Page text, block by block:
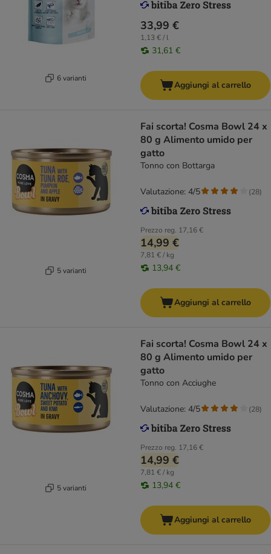
6 varianti
33,99 €
1,13 € / l
31,61 €
Aggiungi al carrello
5 varianti
Fai scorta! Cosma Bowl 24 x
80 g Alimento umido per
gatto
Tonno con Bottarga
Prezzo reg. 17,16 €
14,99 €
7,81 € / kg
13,94 €
Valutazione: 4/5 (28)
Aggiungi al carrello
5 varianti
Fai scorta! Cosma Bowl 24 x
80 g Alimento umido per
gatto
Tonno con Acciughe
Prezzo reg. 17,16 €
14,99 €
7,81 € / kg
13,94 €
Valutazione: 4/5 (28)
Aggiungi al carrello